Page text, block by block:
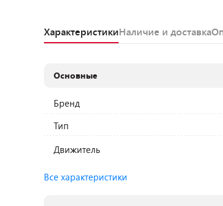
ХарактеристикиНаличие и доставка
Основные
Бренд
Тип
Движитель
Все характеристики